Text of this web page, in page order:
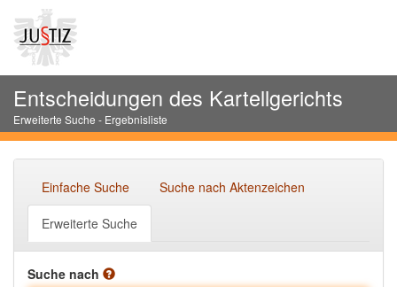
Entscheidungen des Kartellgerichts
Erweiterte Suche - Ergebnisliste
Einfache Suche Suche nach Aktenzeichen
Erweiterte Suche
Suche nach